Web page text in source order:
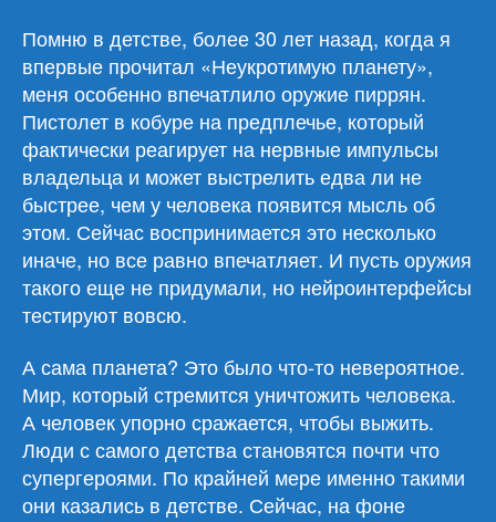
Помню в детстве, более 30 лет назад, когда я
впервые прочитал «Неукротимую планету»,
меня особенно впечатлило оружие пиррян.
Пистолет в кобуре на предплечье, который
фактически реагирует на нервные импульсы
владельца и может выстрелить едва ли не
быстрее, чем у человека появится мысль об
этом. Сейчас воспринимается это несколько
иначе, но все равно впечатляет. И пусть оружия
такого еще не придумали, но нейроинтерфейсы
тестируют вовсю.
А сама планета? Это было что-то невероятное.
Мир, который стремится уничтожить человека.
А человек упорно сражается, чтобы выжить.
Люди с самого детства становятся почти что
супергероями. По крайней мере именно такими
они казались в детстве. Сейчас, на фоне